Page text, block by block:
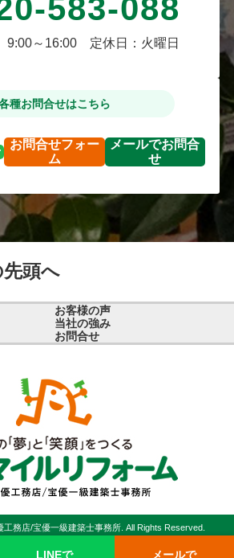
583-088
9:00～16:00 定休日：火曜日
種お問合せはこちら
お問合せフォー
ム
メールでお問合
せ
頭へ
お客様の声
当社の強み
お問合せ
務店/宝優一級建築士事務所. All Rights Reserved.
LINEで メールで